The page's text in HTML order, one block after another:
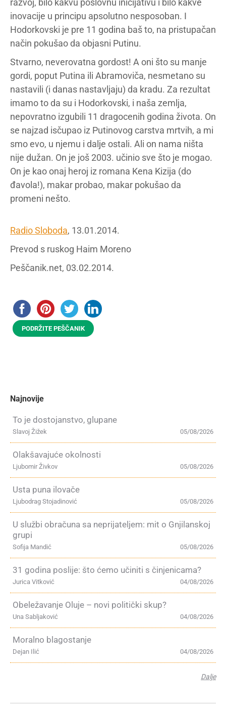
razvoj, bilo kakvu poslovnu inicijativu i bilo kakve
inovacije u principu apsolutno nesposoban. I
Hodorkovski je pre 11 godina baš to, na pristupačan
način pokušao da objasni Putinu.
Stvarno, neverovatna gordost! A oni što su manje
gordi, poput Putina ili Abramoviča, nesmetano su
nastavili (i danas nastavljaju) da kradu. Za rezultat
imamo to da su i Hodorkovski, i naša zemlja,
nepovratno izgubili 11 dragocenih godina života. On
se najzad isčupao iz Putinovog carstva mrtvih, a mi
smo evo, u njemu i dalje ostali. Ali on nama ništa
nije dužan. On je još 2003. učinio sve što je mogao.
On je kao onaj heroj iz romana Kena Kizija (do
đavola!), makar probao, makar pokušao da
promeni nešto.
Radio Sloboda, 13.01.2014.
Prevod s ruskog Haim Moreno
Peščanik.net, 03.02.2014.
PODRŽITE PEŠČANIK
Najnovije
To je dostojanstvo, glupane
05/08/2026
Slavoj Žižek
Olakšavajuće okolnosti
05/08/2026
Ljubomir Živkov
Usta puna ilovače
05/08/2026
Ljubodrag Stojadinović
U službi obračuna sa neprijateljem: mit o Gnjilanskoj
grupi
05/08/2026
Sofija Mandić
31 godina poslije: što ćemo učiniti s činjenicama?
04/08/2026
Jurica Vitković
Obeležavanje Oluje – novi politički skup?
04/08/2026
Una Sabljaković
Moralno blagostanje
04/08/2026
Dejan Ilić
Dalje